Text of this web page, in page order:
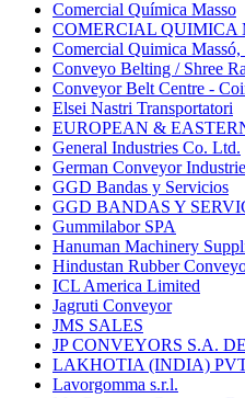
Comercial Química Masso
COMERCIAL QUIMICA
Comercial Quimica Massó,
Conveyo Belting / Shree
Conveyor Belt Centre -
Elsei Nastri Transportatori
EUROPEAN &
General Industries Co. Ltd.
German Conveyor
GGD Bandas y Servicios
GGD BANDAS Y
Gummilabor SPA
Hanuman Machinery
Hindustan Rubber
ICL America Limited
Jagruti Conveyor
JMS SALES
JP CONVEYORS S.A.
LAKHOTIA (INDIA)
Lavorgomma s.r.l.